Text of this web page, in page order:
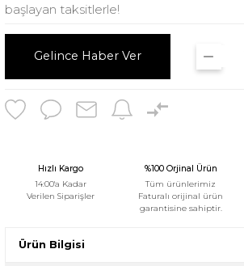
başlayan taksitlerle!
Gelince Haber Ver
Hızlı Kargo
14:00'a Kadar
Verilen Siparişler
%100 Orjinal Ürün
Tüm ürünlerimiz
Faturalı orijinal ürün
garantisine sahiptir.
Ürün Bilgisi